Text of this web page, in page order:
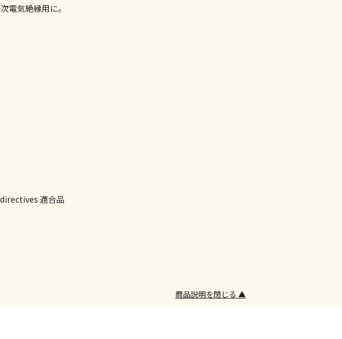
電気絶縁用に。
適合品
商品説明を閉じる ▲